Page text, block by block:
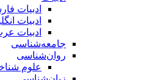
ادبیات
ادبیات
ادبیات
جامعه‌شناسی
روان‌شناسی
علوم